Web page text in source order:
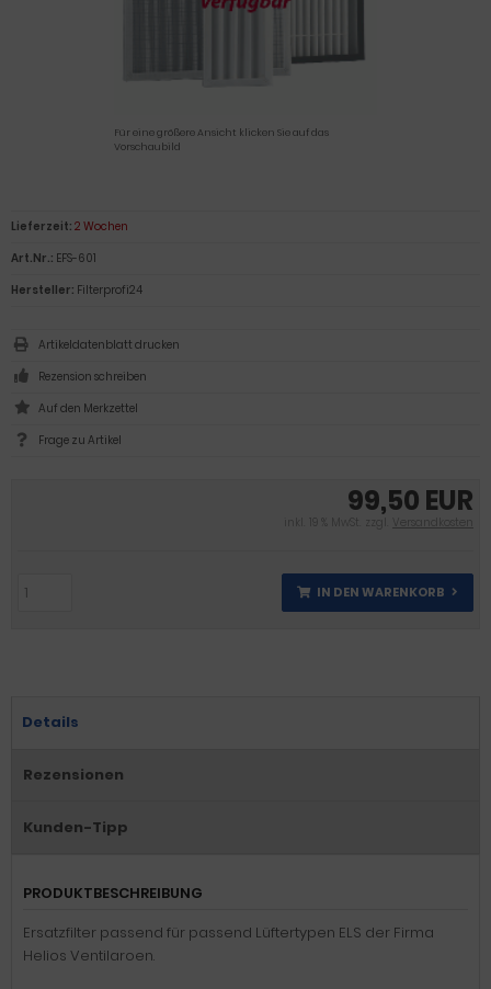
Für eine größere Ansicht klicken Sie auf das
Vorschaubild
99,50 EUR
inkl. 19 % MwSt. zzgl. Versandkosten
IN DEN WARENKORB
Lieferzeit: 2 Wochen
Art.Nr.: EFS-601
Hersteller: Filterprofi24
Artikeldatenblatt drucken
Rezension schreiben
Frage zu Artikel
Details
Rezensionen
Kunden-Tipp
PRODUKTBESCHREIBUNG
Ersatzfilter passend für passend Lüftertypen ELS der Firma
Helios Ventilaroen.